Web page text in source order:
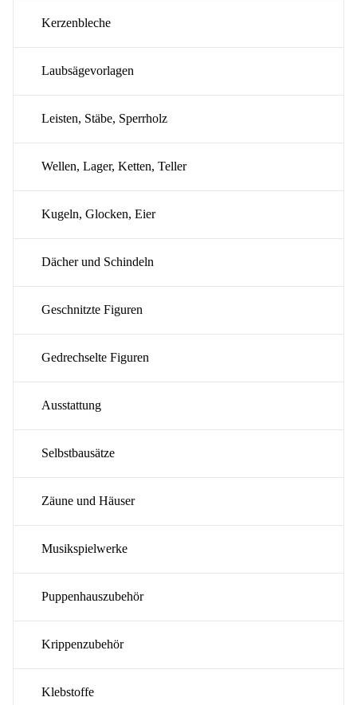
Kerzenbleche
Laubsägevorlagen
Leisten, Stäbe, Sperrholz
Wellen, Lager, Ketten, Teller
Kugeln, Glocken, Eier
Dächer und Schindeln
Geschnitzte Figuren
Gedrechselte Figuren
Ausstattung
Selbstbausätze
Zäune und Häuser
Musikspielwerke
Puppenhauszubehör
Krippenzubehör
Klebstoffe